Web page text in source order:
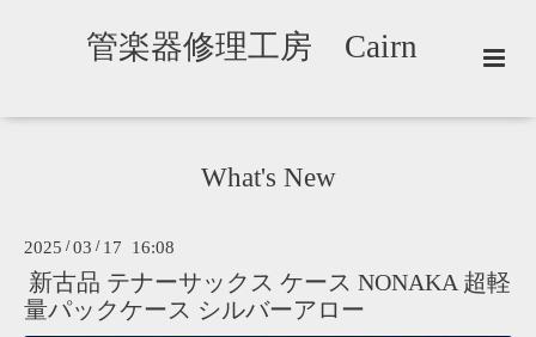
管楽器修理工房 Cairn
What's New
2025 /03 / 17 16:08
新古品 テナーサックス ケース NONAKA 超軽
量パックケース シルバーアロー